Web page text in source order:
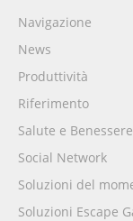
Navigazione
News
Produttività
Riferimento
Salute e Benessere
Social Network
Soluzioni del
Soluzioni Escape